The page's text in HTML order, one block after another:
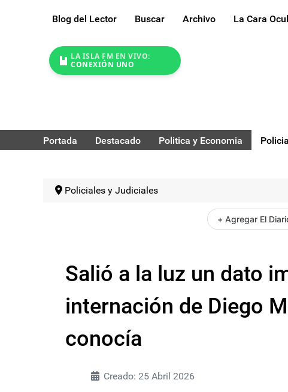
Blog del Lector Buscar Archivo La Cara
LA ISLA FM EN VIVO:
CONEXIÓN UNO
Portada Destacado Politica y Economia
Policiales y Judiciales
+ Agregar El
Salió a la luz un dato
internación de Diego
conocía
Creado: 25 Abril 2026